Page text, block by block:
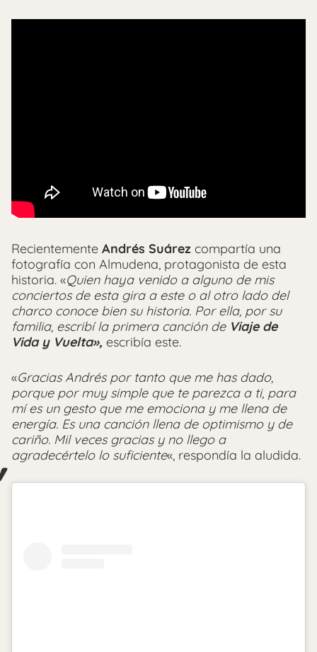
Recientemente Andrés Suárez compartía una
fotografía con Almudena, protagonista de esta
historia. «Quien haya venido a alguno de mis
conciertos de esta gira a este o al otro lado del
charco conoce bien su historia. Por ella, por su
familia, escribí la primera canción de Viaje de
Vida y Vuelta», escribía este.
«Gracias Andrés por tanto que me has dado,
porque por muy simple que te parezca a ti, para
mí es un gesto que me emociona y me llena de
energía. Es una canción llena de optimismo y de
cariño. Mil veces gracias y no llego a
agradecértelo lo suficiente«, respondía la aludida.